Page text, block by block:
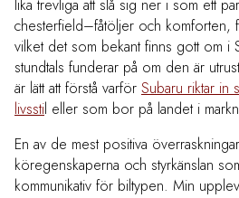
lika trevliga att slå sig ner i som ett
chesterfield–fåtöljer och komforten,
vilket det som bekant finns gott om i
stundtals funderar på om den är
är lätt att förstå varför Subaru riktar in
livsstil eller som bor på landet i
En av de mest positiva
köregenskaperna och styrkänslan
kommunikativ för biltypen. Min